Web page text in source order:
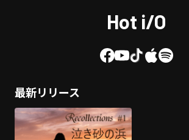
Hot i/O
最新リリース